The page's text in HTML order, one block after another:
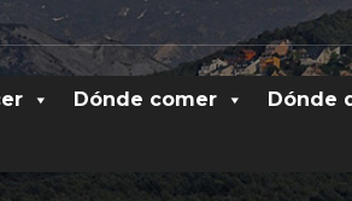
Dónde comer Dónde